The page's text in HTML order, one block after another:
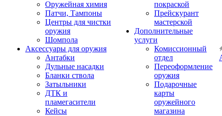
Оружейная химия
Патчи, Тампоны
Центры для чистки
оружия
Шомпола
Аксессуары для оружия
Антабки
Дульные насадки
Бланки ствола
Затыльники
ДТК и
пламегасители
Кейсы
покраской
Прейскурант
мастерской
Дополнительные
услуги
Комиссионный
отдел
Переоформление
оружия
Подарочные
карты
оружейного
магазина